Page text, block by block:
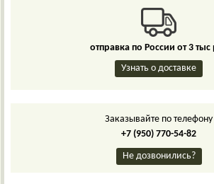
отправка по России от 3 тыс
Узнать о доставке
Заказывайте по телефону
+7 (950) 770-54-82
Не дозвонились?